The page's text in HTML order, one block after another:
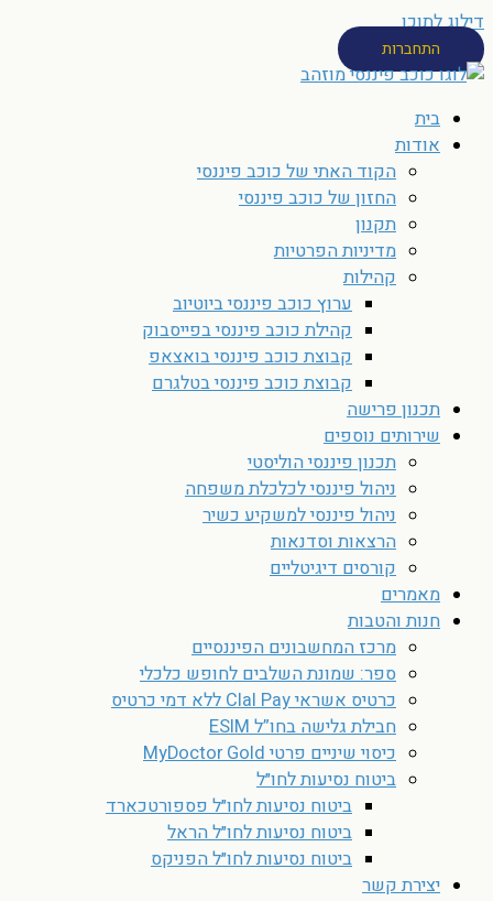
דילוג לתוכן
התחברות
בית
אודות
הקוד האתי של כוכב פיננסי
החזון של כוכב פיננסי
תקנון
מדיניות הפרטיות
קהילות
ערוץ כוכב פיננסי ביוטיוב
קהילת כוכב פיננסי בפייסבוק
קבוצת כוכב פיננסי בואצאפ
קבוצת כוכב פיננסי בטלגרם
תכנון פרישה
שירותים נוספים
תכנון פיננסי הוליסטי
ניהול פיננסי לכלכלת משפחה
ניהול פיננסי למשקיע כשיר
הרצאות וסדנאות
קורסים דיגיטליים
מאמרים
חנות והטבות
מרכז המחשבונים הפיננסיים
ספר: שמונת השלבים לחופש כלכלי
כרטיס אשראי Clal Pay ללא דמי כרטיס
חבילת גלישה בחו”ל ESIM
כיסוי שיניים פרטי MyDoctor Gold
ביטוח נסיעות לחו״ל
ביטוח נסיעות לחו״ל פספורטכארד
ביטוח נסיעות לחו״ל הראל
ביטוח נסיעות לחו״ל הפניקס
יצירת קשר